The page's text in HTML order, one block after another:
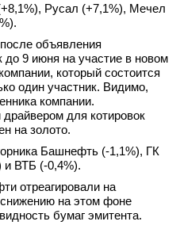
Русал (+7,1%), Мечел
объявления
до 9 июня на участие в новом
который состоится
один участник. Видимо,
компании.
для котировок
на золото.
Башнефть (-1,1%), ГК
и ВТБ (-0,4%).
отреагировали на
на этом фоне
бумаг эмитента.